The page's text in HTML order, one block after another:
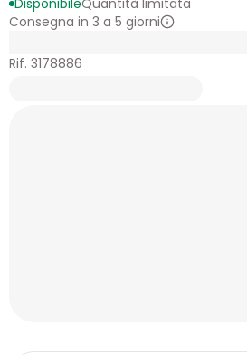
DisponibileQuantità limitata
Consegna in 3 a 5 giorni
Rif. 3178886